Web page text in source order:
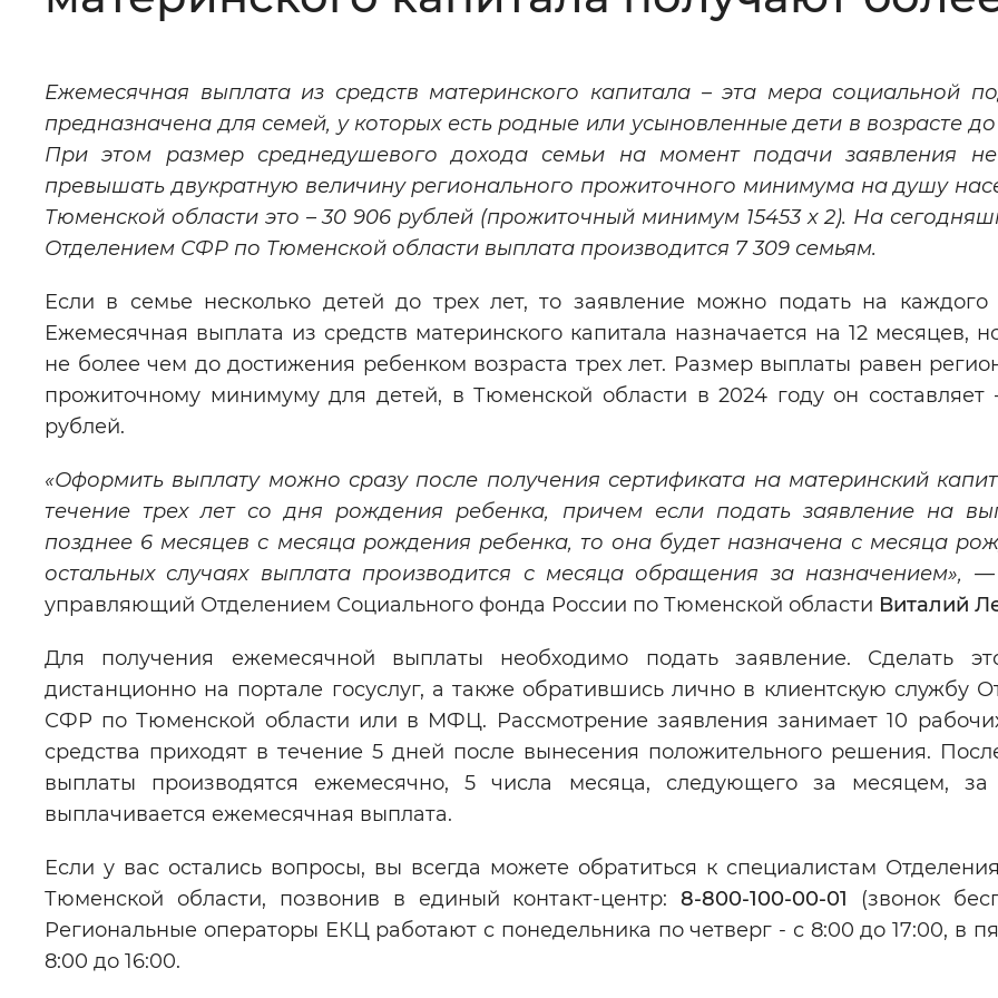
Изображения : Включены Выключены
Звуковой ассистент: Воспроизвести Остановить Повторить
Вернуть стандартные настройки
Ежемесячная выплата из средств материнского капитала – эта мера социальной
предназначена для семей, у которых есть родные или усыновленные дети в возрасте до
При этом размер среднедушевого дохода семьи на момент подачи заявления
превышать двукратную величину регионального прожиточного минимума на душу
Тюменской области это – 30 906 рублей (прожиточный минимум 15453 x 2). На
Отделением СФР по Тюменской области выплата производится 7 309 семьям.
Если в семье несколько детей до трех лет, то заявление можно подать на каждого
Ежемесячная выплата из средств материнского капитала назначается на 12 месяцев,
не более чем до достижения ребенком возраста трех лет. Размер выплаты равен
прожиточному минимуму для детей, в Тюменской области в 2024 году он
рублей.
«Оформить выплату можно сразу после получения сертификата на материнский
течение трех лет со дня рождения ребенка, причем если подать заявление на
позднее 6 месяцев с месяца рождения ребенка, то она будет назначена с месяца
остальных случаях выплата производится с месяца обращения за назначением», —
управляющий Отделением Социального фонда России по Тюменской области Виталий
Для получения ежемесячной выплаты необходимо подать заявление. Сделать
дистанционно на портале госуслуг, а также обратившись лично в клиентскую службу
СФР по Тюменской области или в МФЦ. Рассмотрение заявления занимает 10
средства приходят в течение 5 дней после вынесения положительного решения.
выплаты производятся ежемесячно, 5 числа месяца, следующего за месяцем, за
выплачивается ежемесячная выплата.
Если у вас остались вопросы, вы всегда можете обратиться к специалистам
Тюменской области, позвонив в единый контакт-центр:8-800-100-00-01
(звонок
Региональные операторы ЕКЦ работают с понедельника по четверг - с 8:00 до 17:00, в
8:00 до 16:00.